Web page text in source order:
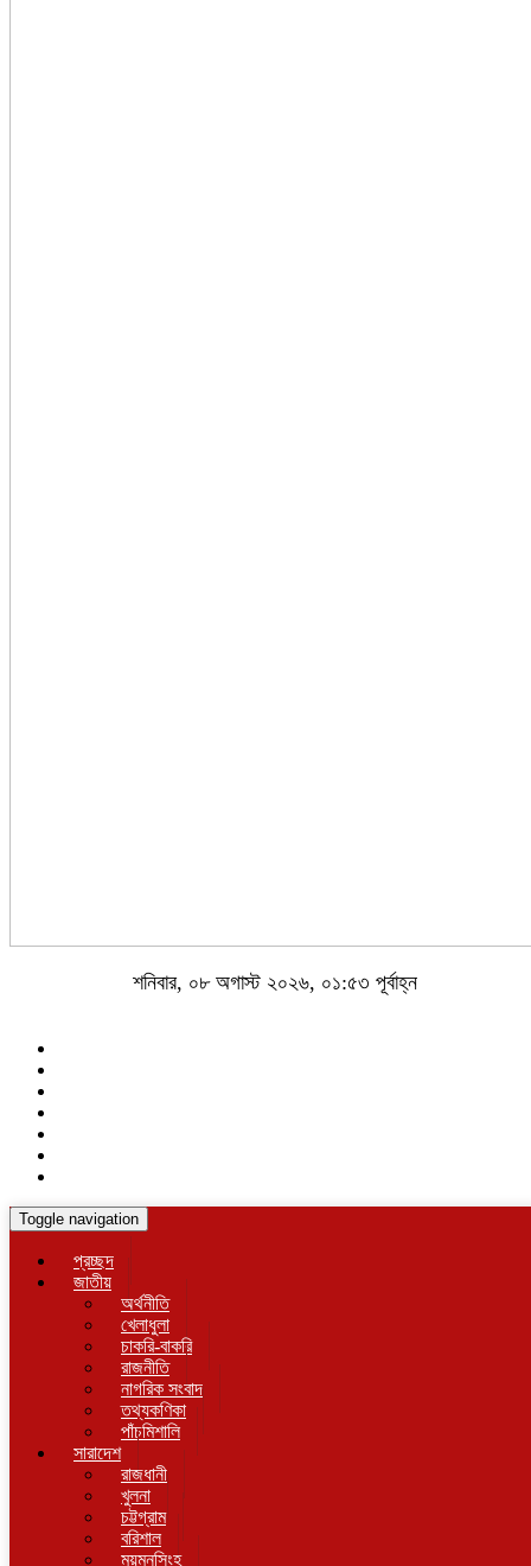
শনিবার, ০৮ অগাস্ট ২০২৬, ০১:৫৩ পূর্বাহ্ন
Toggle navigation
প্রচ্ছদ
জাতীয়
অর্থনীতি
খেলাধুলা
চাকরি-বাকরি
রাজনীতি
নাগরিক সংবাদ
তথ্যকণিকা
পাঁচমিশালি
সারাদেশ
রাজধানী
খুলনা
চট্টগ্রাম
বরিশাল
ময়মনসিংহ